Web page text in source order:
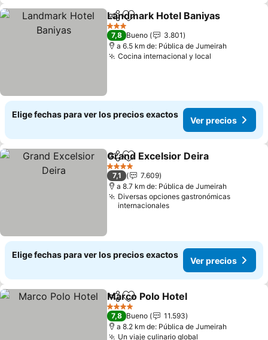
CompartirAgregar a favoritos
Landmark Hotel Baniyas
3 Estrellas
7,8 Bueno
3.801
a 6.5 km de: Pública de Jumeirah
Cocina internacional y local
Elige fechas para ver los precios exactos
Ver precios
CompartirAgregar a favoritos
Grand Excelsior Deira
4 Estrellas
7,1
7.609
a 8.7 km de: Pública de Jumeirah
Diversas opciones gastronómicas
internacionales
Elige fechas para ver los precios exactos
Ver precios
CompartirAgregar a favoritos
Marco Polo Hotel
4 Estrellas
7,8 Bueno
11.593
a 8.2 km de: Pública de Jumeirah
Un viaje culinario global